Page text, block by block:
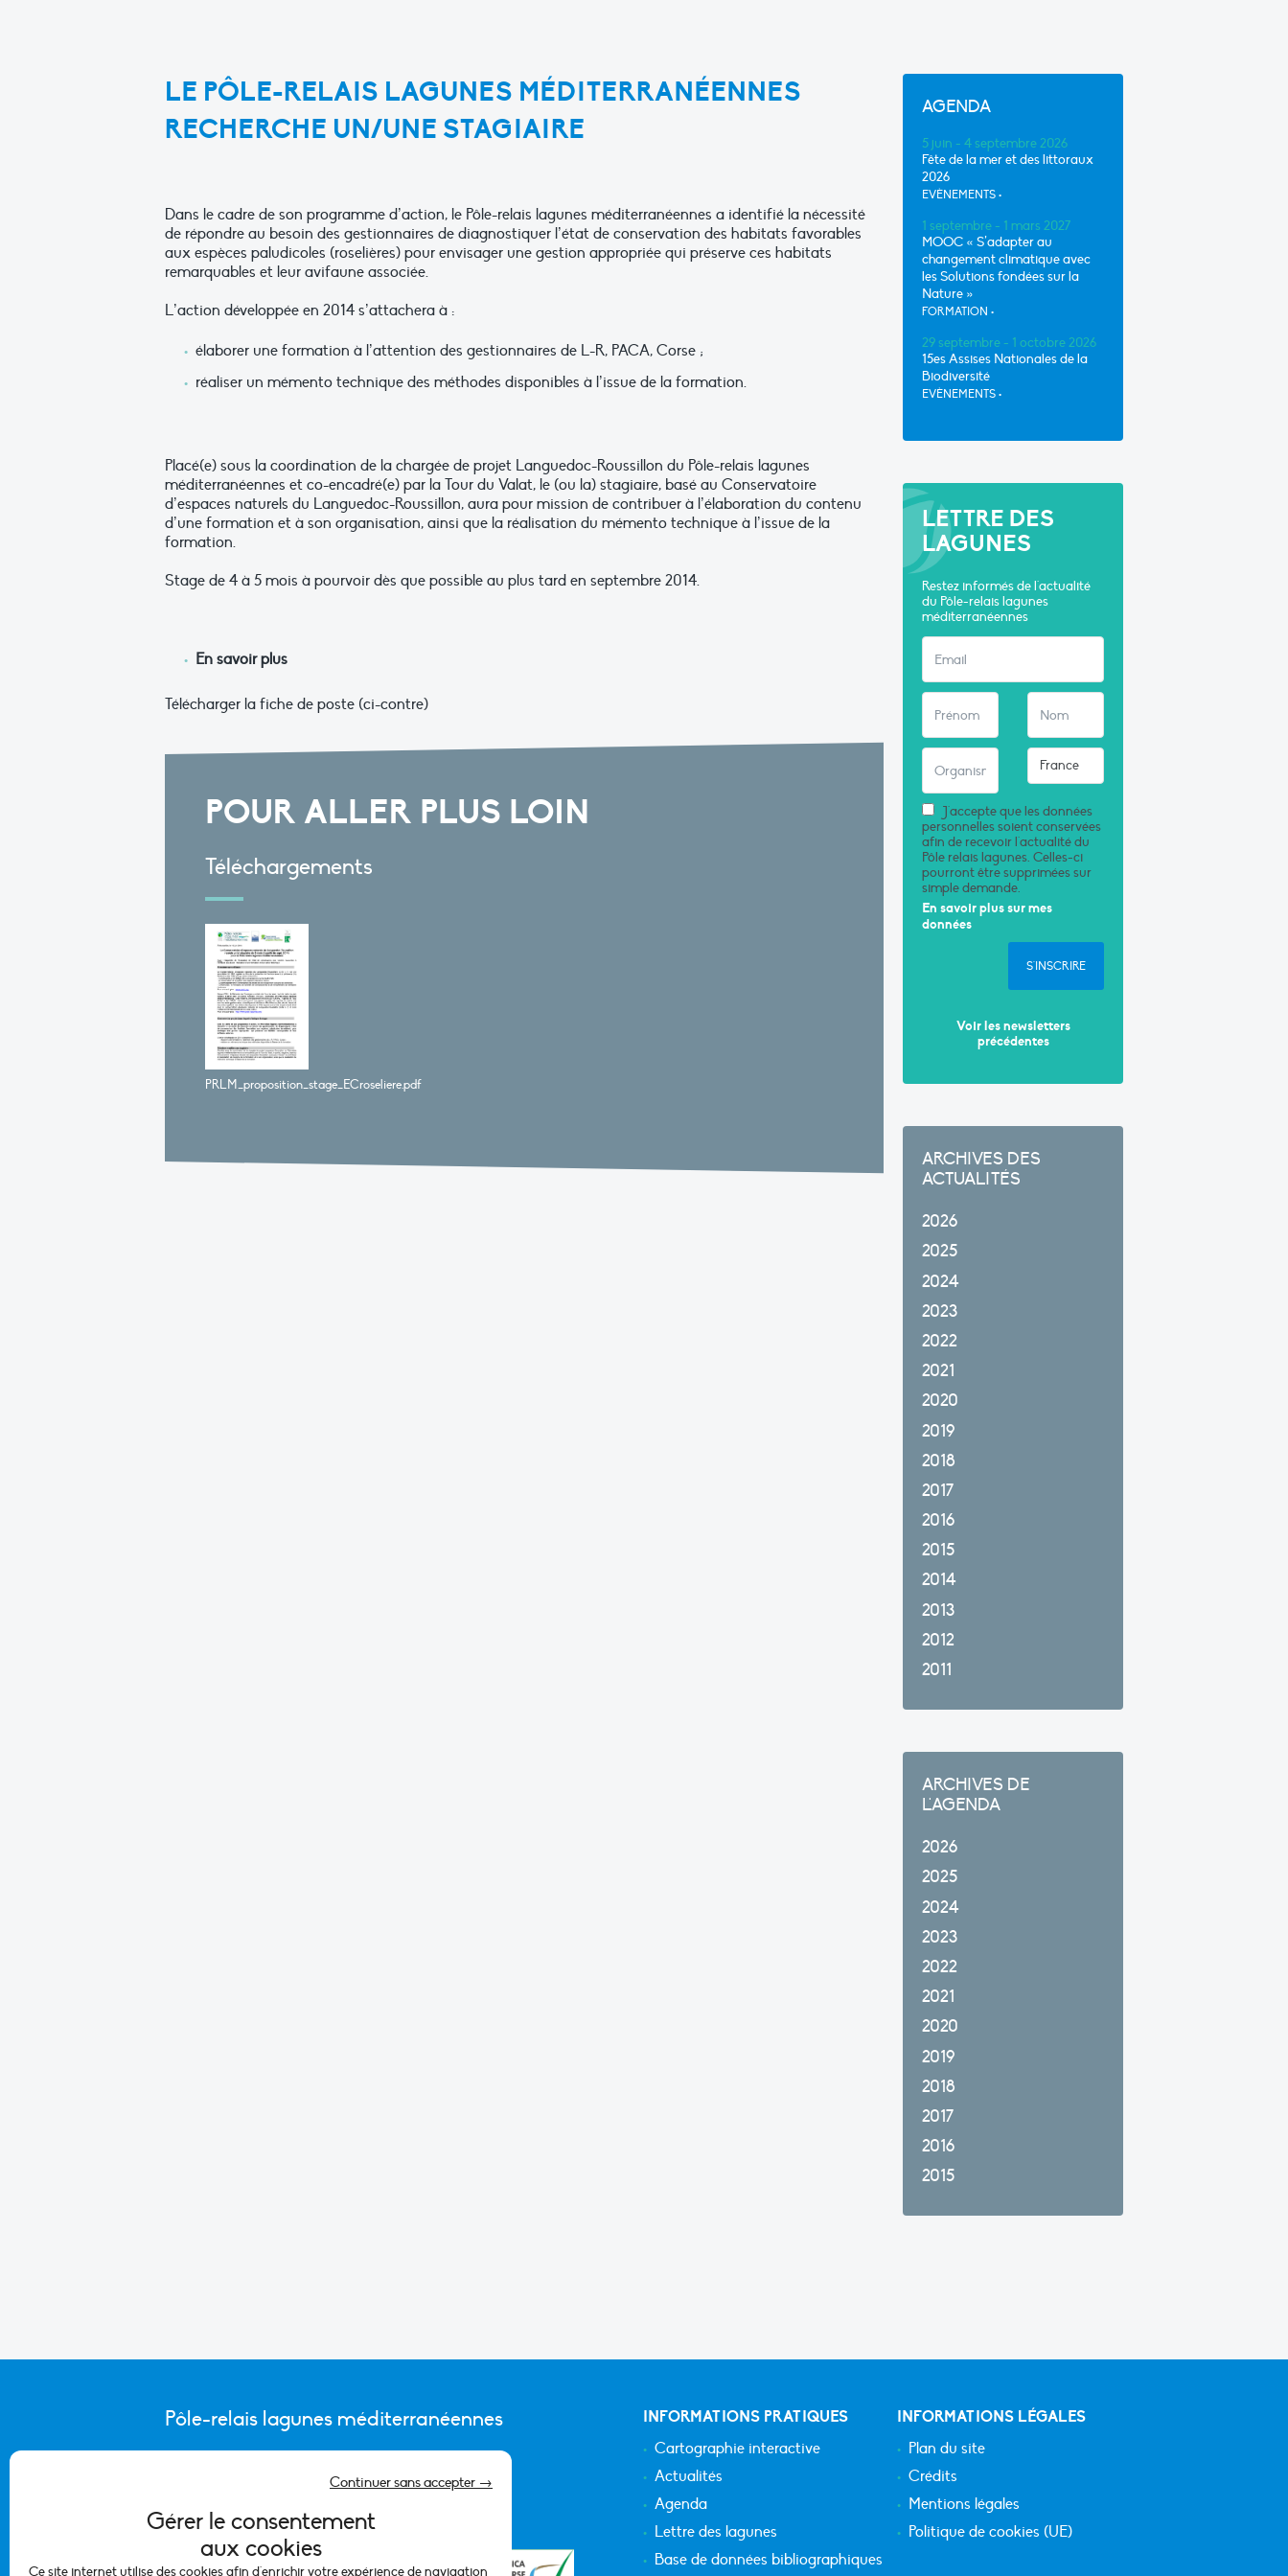
Gérer le consentement
aux cookies
Ce site internet utilise des cookies afin d'enrichir votre expérience de navigation
Continuer sans accepter →
LE PÔLE-RELAIS LAGUNES MÉDITERRANÉENNES
RECHERCHE UN/UNE STAGIAIRE
Dans le cadre de son programme d’action, le Pôle-relais lagunes méditerranéennes a identifié la nécessité
de répondre au besoin des gestionnaires de diagnostiquer l’état de conservation des habitats favorables
aux espèces paludicoles (roselières) pour envisager une gestion appropriée qui préserve ces habitats
remarquables et leur avifaune associée.
L’action développée en 2014 s’attachera à :
élaborer une formation à l’attention des gestionnaires de L-R, PACA, Corse ;
réaliser un mémento technique des méthodes disponibles à l’issue de la formation.
Placé(e) sous la coordination de la chargée de projet Languedoc-Roussillon du Pôle-relais lagunes
méditerranéennes et co-encadré(e) par la Tour du Valat, le (ou la) stagiaire, basé au Conservatoire
d’espaces naturels du Languedoc-Roussillon, aura pour mission de contribuer à l’élaboration du contenu
d’une formation et à son organisation, ainsi que la réalisation du mémento technique à l’issue de la
formation.
Stage de 4 à 5 mois à pourvoir dès que possible au plus tard en septembre 2014.
En savoir plus
Télécharger la fiche de poste (ci-contre)
POUR ALLER PLUS LOIN
Téléchargements
PRLM_proposition_stage_ECroseliere.pdf
AGENDA
5 juin - 4 septembre 2026
Fête de la mer et des littoraux
2026
EVÈNEMENTS •
1 septembre - 1 mars 2027
MOOC « S’adapter au
changement climatique avec
les Solutions fondées sur la
Nature »
FORMATION •
29 septembre - 1 octobre 2026
15es Assises Nationales de la
Biodiversité
EVÈNEMENTS •
LETTRE DES
LAGUNES
Restez informés de l'actualité
du Pôle-relais lagunes
méditerranéennes
J'accepte que les données
personnelles soient conservées
afin de recevoir l'actualité du
Pôle relais lagunes. Celles-ci
pourront être supprimées sur
simple demande.
En savoir plus sur mes
données
S'INSCRIRE
Voir les newsletters
précédentes
ARCHIVES DES
ACTUALITÉS
2026
2025
2024
2023
2022
2021
2020
2019
2018
2017
2016
2015
2014
2013
2012
2011
ARCHIVES DE
L'AGENDA
2026
2025
2024
2023
2022
2021
2020
2019
2018
2017
2016
2015
Pôle-relais lagunes méditerranéennes
CONTACTER L’ÉQUIPE DU PÔLE
INFORMATIONS PRATIQUES
Cartographie interactive
Actualités
Agenda
Lettre des lagunes
Base de données bibliographiques
INFORMATIONS LÉGALES
Plan du site
Crédits
Mentions légales
Politique de cookies (UE)